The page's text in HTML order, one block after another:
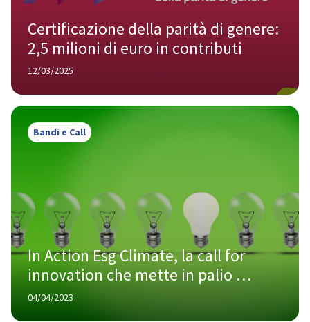
Certificazione della parità di genere:
2,5 milioni di euro in contributi
12/03/2025
Bandi e Call
In Action Esg Climate, la call for
innovation che mette in palio
500.000 euro
04/04/2023